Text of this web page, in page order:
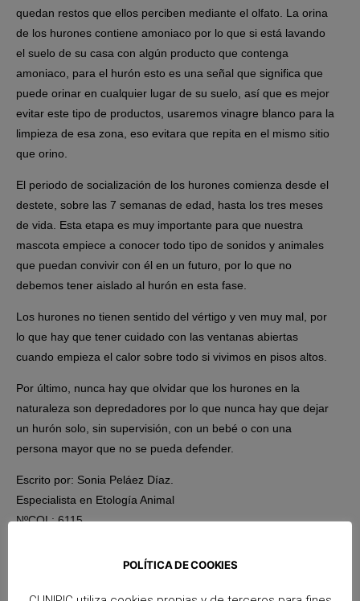
quedan restos que ellos perciben mediante el olfato. La orina
de los hurones contiene amoniaco por lo que si está lavando
el suelo de su casa con algún producto que contenga
amoniaco, para el hurón esto es una señal que significa que
puede orinar en cualquier lugar de su suelo, así que es mejor
evitar este tipo de productos, usaremos vinagre blanco para la
limpieza de esa zona, eso evitara que repita en el mismo sitio
que orino.
El periodo de socialización de los hurones comienza desde el
destete, sobre las 7 semanas de edad, hasta los tres meses
de vida. Esta etapa es muy importante para que nuestra
mascota empiece a conocer todo tipo de sonidos y animales
que puedan convivir con él en un futuro, por lo que no
debemos tener aislado al hurón en esta fase.
Los hurones no tienen sentido del vértigo y ven muy mal , por
lo que hay que tener cuidado con las ventanas abiertas
cuando empieza el calor sobre todo si vivimos en pisos altos.
Por último, nunca hay que olvidar que los hurones en la
naturaleza son depredadores por lo que nunca hay que dejar
un hurón solo, sin supervisión, con un bebé o con una
persona mayor que no se pueda defender.
Escrito por: Sonia Peláez Díaz.
Especialista en Etología Animal
NºCOL: 6115
POLÍTICA DE COOKIES